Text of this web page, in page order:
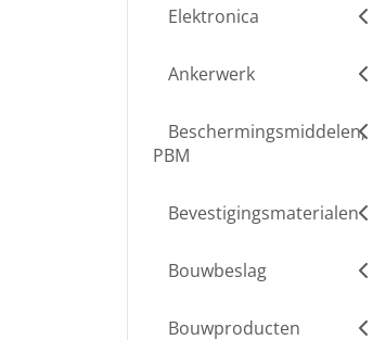
Elektronica
Ankerwerk
Beschermingsmiddelen,
PBM
Bevestigingsmaterialen
Bouwbeslag
Bouwproducten